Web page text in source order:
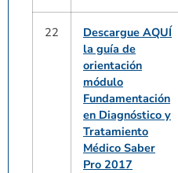
22
Descargue AQUÍ
la guía de
orientación
módulo
Fundamentación
en Diagnóstico y
Tratamiento
Médico Saber
Pro 2017